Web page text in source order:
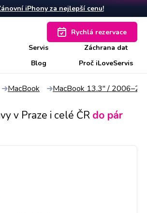
iPhony za nejlepší cenu!
Servis
Záchrana dat
Blog Proč iLoveServis
Rychlá rezervace
MacBook MacBook 13.3" /
v Praze i celé ČR do pár